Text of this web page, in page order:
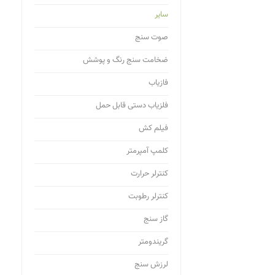
سایر
صوت سنج
ضخامت سنج رنگ و پوشش
فازیاب
فلزیاب دستی قابل حمل
فیلم کش
کلمپ آمپرمتر
کنترلر حرارت
کنترلر رطوبت
گاز سنج
گریندومتر
لرزش سنج